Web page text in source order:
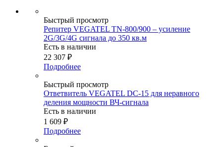
Быстрый просмотр
Репитер VEGATEL TN-800/900 – усиление
2G/3G/4G сигнала до 350 кв.м
Есть в наличии
22 307 ₽
Подробнее
Быстрый просмотр
Ответвитель VEGATEL DC-15 для неравного
деления мощности ВЧ-сигнала
Есть в наличии
1 609 ₽
Подробнее